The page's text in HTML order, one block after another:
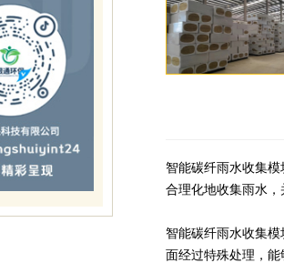
智能碳纤雨水收集
合理化地收集雨水
智能碳纤雨水收集
面经过特殊处理，